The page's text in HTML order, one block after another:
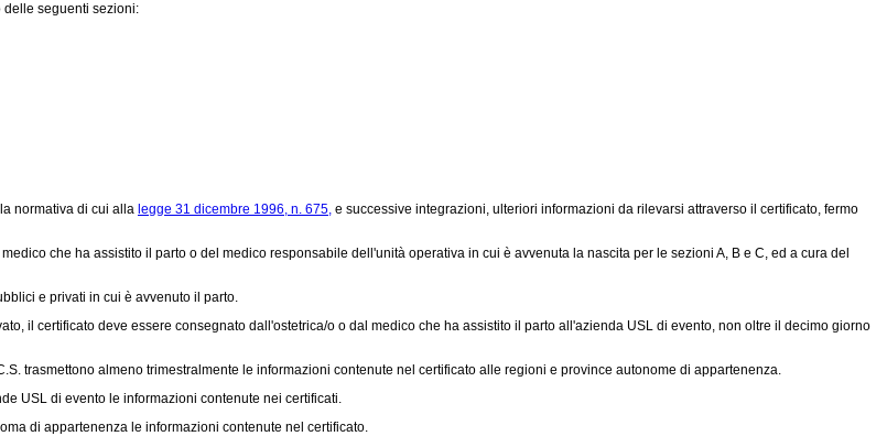
seguenti sezioni:
normativa di cui alla legge 31 dicembre 1996, n. 675, e successive integrazioni, ulteriori informazioni da rilevarsi attraverso il certificato, fermo
che ha assistito il parto o del medico responsabile dell'unità operativa in cui è avvenuta la nascita per le sezioni A, B e C, ed a cura del
e privati in cui è avvenuto il parto.
il certificato deve essere consegnato dall'ostetrica/o o dal medico che ha assistito il parto all'azienda USL di evento, non oltre il decimo giorno
trasmettono almeno trimestralmente le informazioni contenute nel certificato alle regioni e province autonome di appartenenza.
USL di evento le informazioni contenute nei certificati.
di appartenenza le informazioni contenute nel certificato.